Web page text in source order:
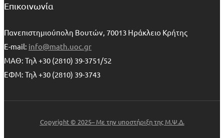
Επικοινωνία
Πανεπιστημιούπολη Βουτών, 70013 Ηράκλειο Κρήτης
E-mail: info@math.uoc.gr
ΜΑΘ: Τηλ +30 (2810) 39-3751/52
ΕΦΜ: Τηλ +30 (2810) 39-3743
Copyright © 2025– Με την υποστήριξη της Μ.Ψ.Δ.